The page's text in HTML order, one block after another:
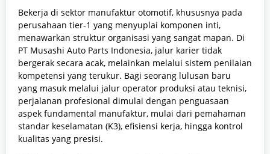
Bekerja di sektor manufaktur otomotif, khususnya pada
perusahaan tier-1 yang menyuplai komponen inti,
menawarkan struktur organisasi yang sangat mapan. Di
PT Musashi Auto Parts Indonesia, jalur karier tidak
bergerak secara acak, melainkan melalui sistem penilaian
kompetensi yang terukur. Bagi seorang lulusan baru
yang masuk melalui jalur operator produksi atau teknisi,
perjalanan profesional dimulai dengan penguasaan
aspek fundamental manufaktur, mulai dari pemahaman
standar keselamatan (K3), efisiensi kerja, hingga kontrol
kualitas yang presisi.